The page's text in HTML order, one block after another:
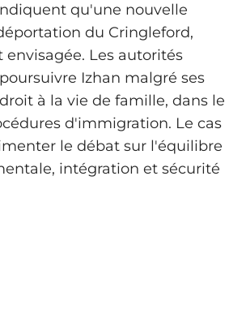
qu'une nouvelle
du Cringleford,
envisagée. Les autorités
Izhan malgré ses
à la vie de famille, dans le
d'immigration. Le cas
le débat sur l'équilibre
intégration et sécurité